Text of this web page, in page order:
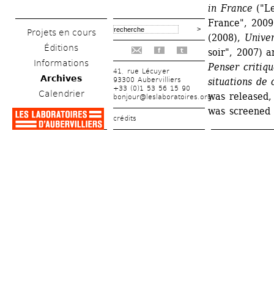
Projets en cours
Éditions
Informations
Archives
Calendrier
f t
41, rue Lécuyer
93300 Aubervilliers
+33 (0)1 53 56 15 90
bonjour@leslaboratoires.org
crédits
in France
France",
(2008),
soir", 2007)
Penser
situations de
was
was